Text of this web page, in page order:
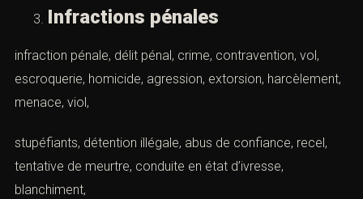
Infractions pénales
infraction pénale, délit pénal, crime, contravention, vol,
escroquerie, homicide, agression, extorsion, harcèlement,
menace, viol,
stupéfiants, détention illégale, abus de confiance, recel,
tentative de meurtre, conduite en état d’ivresse,
blanchiment,